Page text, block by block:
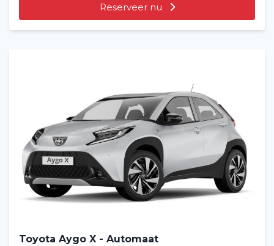
Reserveer nu
Toyota Aygo X - Automaat